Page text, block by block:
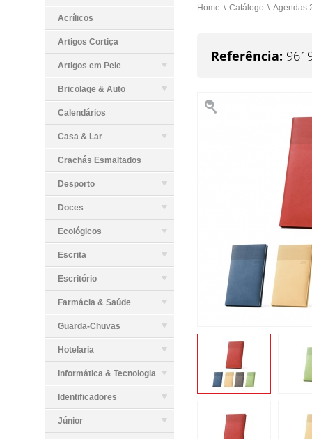
Acrílicos
Artigos Cortiça
Artigos em Pele
Bricolage & Auto
Calendários
Casa & Lar
Crachás Esmaltados
Desporto
Doces
Ecológicos
Escrita
Escritório
Farmácia & Saúde
Guarda-Chuvas
Hotelaria
Informática & Tecnologia
Identificadores
Júnior
Home \ Catálogo \ Agendas
Referência: